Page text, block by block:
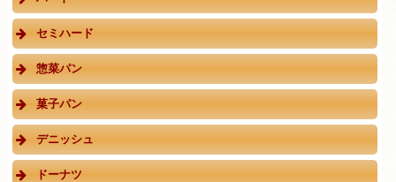
セミハード
惣菜パン
菓子パン
デニッシュ
ドーナツ